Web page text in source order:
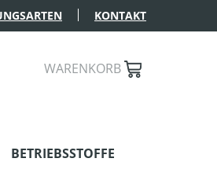
KONTAKT
WARENKORB
BETRIEBSSTOFFE